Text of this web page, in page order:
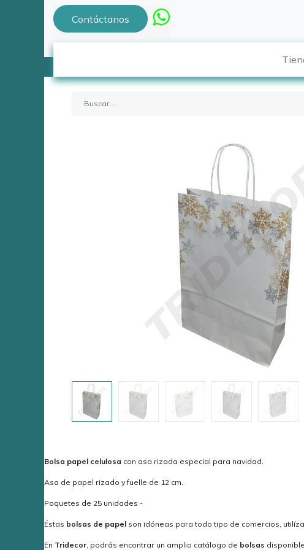
Contáctanos
Bolsa papel celulosa con asa rizada especial para navidad.
Asa de papel rizado y fuelle de 12 cm.
Paquetes de 25 unidades -
Éstas bolsas de papel son idóneas para todo tipo de comercios,
En Tridecor, podrás encontrar un amplio catálogo de bolsas